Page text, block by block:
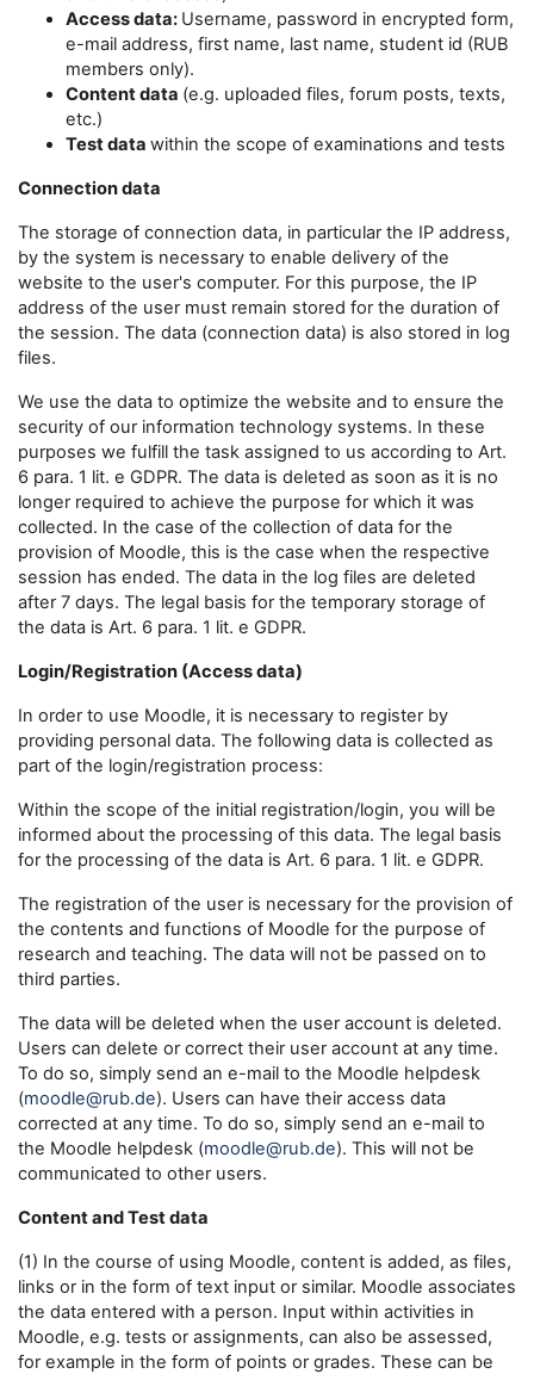
Access data: Username, password in encrypted form,
e-mail address, first name, last name, student id (RUB
members only).
Content data (e.g. uploaded files, forum posts, texts,
etc.)
Test data within the scope of examinations and tests
Connection data
The storage of connection data, in particular the IP address,
by the system is necessary to enable delivery of the
website to the user's computer. For this purpose, the IP
address of the user must remain stored for the duration of
the session. The data (connection data) is also stored in log
files.
We use the data to optimize the website and to ensure the
security of our information technology systems. In these
purposes we fulfill the task assigned to us according to Art.
6 para. 1 lit. e GDPR. The data is deleted as soon as it is no
longer required to achieve the purpose for which it was
collected. In the case of the collection of data for the
provision of Moodle, this is the case when the respective
session has ended. The data in the log files are deleted
after 7 days. The legal basis for the temporary storage of
the data is Art. 6 para. 1 lit. e GDPR.
Login/Registration (Access data)
In order to use Moodle, it is necessary to register by
providing personal data. The following data is collected as
part of the login/registration process:
Within the scope of the initial registration/login, you will be
informed about the processing of this data. The legal basis
for the processing of the data is Art. 6 para. 1 lit. e GDPR.
The registration of the user is necessary for the provision of
the contents and functions of Moodle for the purpose of
research and teaching. The data will not be passed on to
third parties.
The data will be deleted when the user account is deleted.
Users can delete or correct their user account at any time.
To do so, simply send an e-mail to the Moodle helpdesk
(moodle@rub.de). Users can have their access data
corrected at any time. To do so, simply send an e-mail to
the Moodle helpdesk (moodle@rub.de). This will not be
communicated to other users.
Content and Test data
(1) In the course of using Moodle, content is added, as files,
links or in the form of text input or similar. Moodle associates
the data entered with a person. Input within activities in
Moodle, e.g. tests or assignments, can also be assessed,
for example in the form of points or grades. These can be